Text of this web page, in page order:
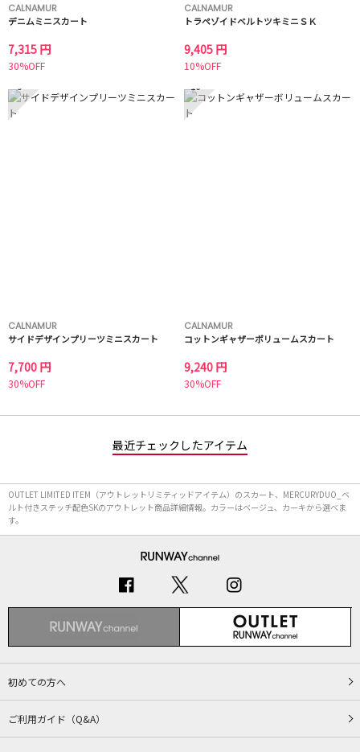
CALNAMUR
デニムミニスカート
7,315 円
30%OFF
CALNAMUR
トラペゾイドベルトツキミニＳＫ
9,405 円
10%OFF
9
CALNAMUR
サイドデザインプリーツミニスカート
7,700 円
30%OFF
10
CALNAMUR
コットンギャザーボリュームスカート
9,240 円
30%OFF
最近チェックしたアイテム
OUTLET LIMITED ITEM（アウトレットリミティッドアイテム）のスカート、MERCURYDUO_ベ
ルト付きステッチ配色SKのアウトレット商品詳細情報。カラーはベージュ、カーキから選べま
す。
初めての方へ
ご利用ガイド（Q&A）